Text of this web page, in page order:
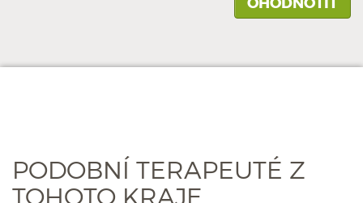
PODOBNÍ TERAPEUTÉ Z
TOHOTO KRAJE